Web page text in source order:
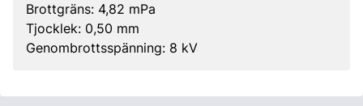
Brottgräns: 4,82 mPa
Tjocklek: 0,50 mm
Genombrottsspänning: 8 kV